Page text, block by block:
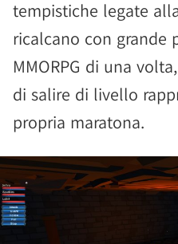
tempistiche legate
ricalcano con grande
MMORPG di una
di salire di livello
propria maratona.